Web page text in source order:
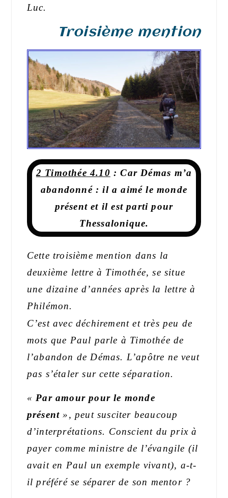
Luc.
Troisième mention
2 Timothée 4.10 :Car Démas m’a
abandonné : il a aimé le monde
présent et il est parti pour
Thessalonique.
Cette troisième mention dans la
deuxième lettre à Timothée, se situe
une dizaine d’années après la lettre à
Philémon.
C’est avec déchirement et très peu de
mots que Paul parle à Timothée de
l’abandon de Démas. L’apôtre ne veut
pas s’étaler sur cette séparation.
« Par amour pour le monde
présent », peut susciter beaucoup
d’interprétations. Conscient du prix à
payer comme ministre de l’évangile (il
avait en Paul un exemple vivant), a-t-
il préféré se séparer de son mentor ?